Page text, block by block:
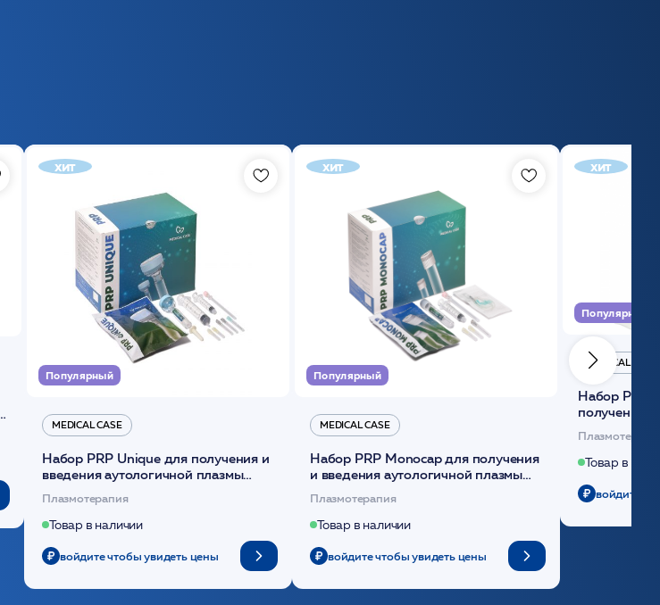
хит
Популярный
MEDICAL CASE
Набор PRP Unique для получения и
введения аутологичной плазмы
(саше 1шт)/Medical Case
Плазмотерапия
Товар в наличии
войдите чтобы увидеть цены
хит
Популярный
MEDICAL CASE
Набор PRP Monocap для получения
и введения аутологичной плазмы
(саше 1шт)/Medical Case
Плазмотерапия
Товар в наличии
войдите чтобы увидеть цены
хит
Популярный
MEDICAL CASE
Набор Plasmoactive Стандарт для
получения
плазмы
Товар в
войдите